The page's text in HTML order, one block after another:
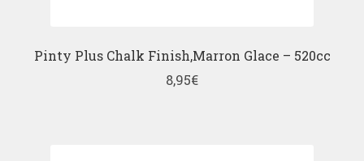
Pinty Plus Chalk Finish,Marron Glace – 520cc
8,95€